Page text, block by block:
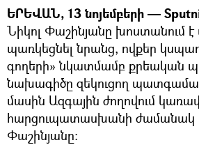
ԵՐԵՎԱՆ, 13 նոյեմբերի —
Նիկոլ Փաշինյանը խոստանում
պառկեցնել նրանց, ովքեր
գողերի» նկատմամբ քրեական
նախագիծը զեկուցող
մասին Ազգային ժողովում
հարցուպատասխանի ժամանակ
Փաշինյանը։